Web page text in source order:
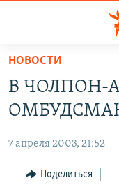
Вернуться
основному
содержанию
навигации
УЗБЕКИСТАН
ТАДЖИКИСТАН
НА ДРУГИХ ЯЗЫКАХ
ҚАЗАҚША
НОВОСТИ
В ЧОЛПОН-
7 апреля 2003, 21:52
Поделиться